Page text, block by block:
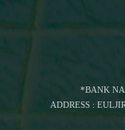
*BANK
ADDRESS :